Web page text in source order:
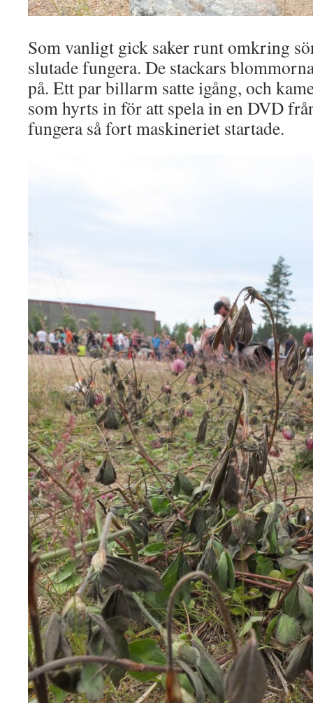
Som vanligt gick saker runt omkring
slutade fungera. De stackars
på. Ett par billarm satte igång, och
som hyrts in för att spela in en DVD
fungera så fort maskineriet startade.